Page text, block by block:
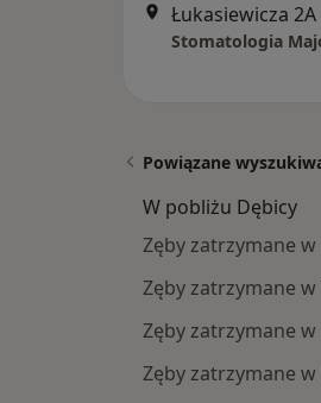
Łukasiewicza 2A
Stomatologia
Powiązane
W pobliżu Dębicy
Zęby zatrzymane w
Zęby zatrzymane
Zęby zatrzymane
Zęby zatrzymane